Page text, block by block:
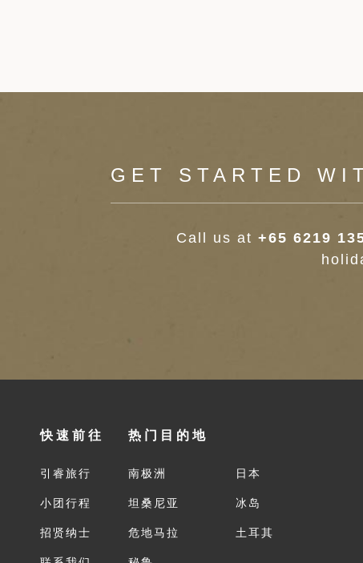
GET STARTED
Call us at +65 6219
快速前往
引睿旅行
小团行程
招贤纳士
热门目的地
南极洲 日本
坦桑尼亚 冰岛
危地马拉 土耳其